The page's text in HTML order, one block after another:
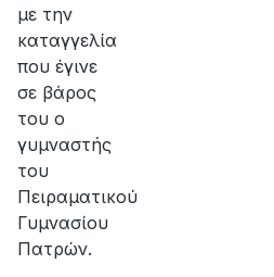
με την
καταγγελία
που έγινε
σε βάρος
του ο
γυμναστής
του
Πειραματικού
Γυμνασίου
Πατρών.